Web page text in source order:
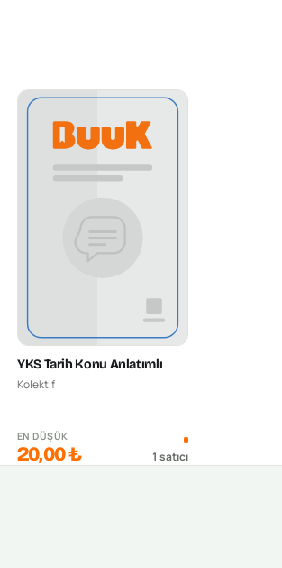
YKS Tarih Konu Anlatımlı
Kolektif
EN DÜŞÜK
20,00 ₺ 1 satıcı